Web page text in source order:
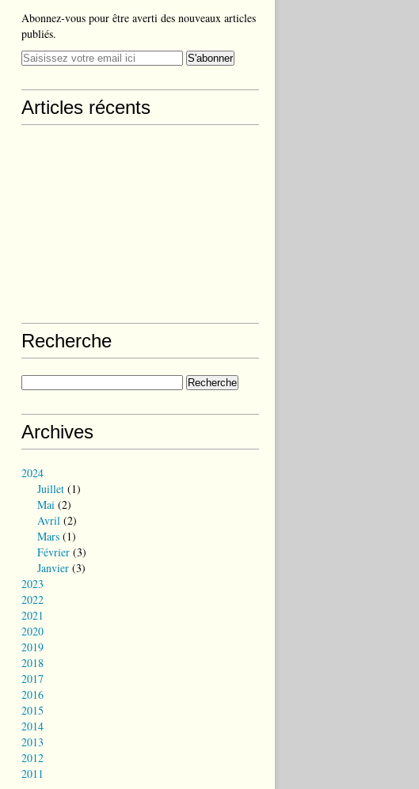
Abonnez-vous pour être averti des nouveaux articles
publiés.
Articles récents
Recherche
Archives
2024
Juillet (1)
Mai (2)
Avril (2)
Mars (1)
Février (3)
Janvier (3)
2023
2022
2021
2020
2019
2018
2017
2016
2015
2014
2013
2012
2011